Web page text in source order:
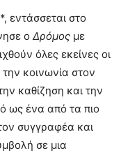
εντάσσεται στο
ο Δρόμος με
όλες εκείνες οι
κοινωνία στον
καθίζηση και την
ως ένα από τα πιο
συγγραφέα και
σε μια